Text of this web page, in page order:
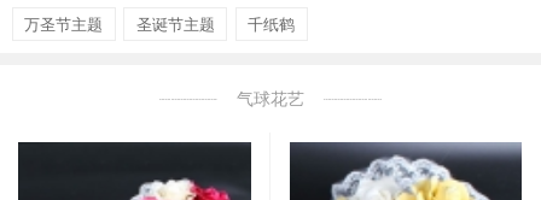
万圣节主题 圣诞节主题 千纸鹤
气球花艺